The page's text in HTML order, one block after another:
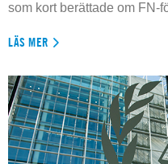
som kort berättade om FN-
LÄS MER